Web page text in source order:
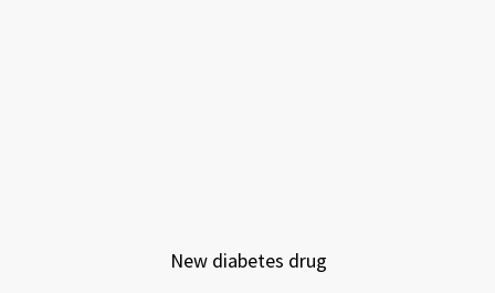
New diabetes drug